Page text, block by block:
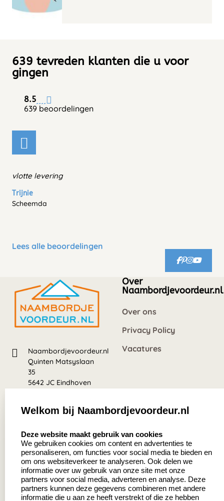
639 tevreden klanten die u voor
gingen
8.5
639 beoordelingen
vlotte levering
Trijnie
Scheemda
Lees alle beoordelingen
Naambordjevoordeur.nl
Quinten Matsyslaan
35
5642 JC Eindhoven
639 beoordelingen
Over
Naambordjevoordeur.nl
Over ons
Privacy Policy
Vacatures
Zakelijk:
Aanvraag op maat
Klantenservice:
Contact
Welkom bij Naambordjevoordeur.nl
Deze website maakt gebruik van cookies
We gebruiken cookies om content en advertenties te
personaliseren, om functies voor social media te bieden en
om ons websiteverkeer te analyseren. Ook delen we
informatie over uw gebruik van onze site met onze
partners voor social media, adverteren en analyse. Deze
partners kunnen deze gegevens combineren met andere
informatie die u aan ze heeft verstrekt of die ze hebben